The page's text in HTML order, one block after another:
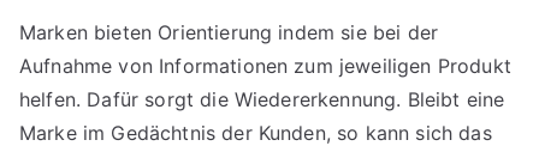
sparen
durch
Informationseffizienz
Marken bieten Orientierung indem sie bei der
Aufnahme von Informationen zum jeweiligen Produkt
helfen. Dafür sorgt die Wiedererkennung. Bleibt eine
Marke im Gedächtnis der Kunden, so kann sich das